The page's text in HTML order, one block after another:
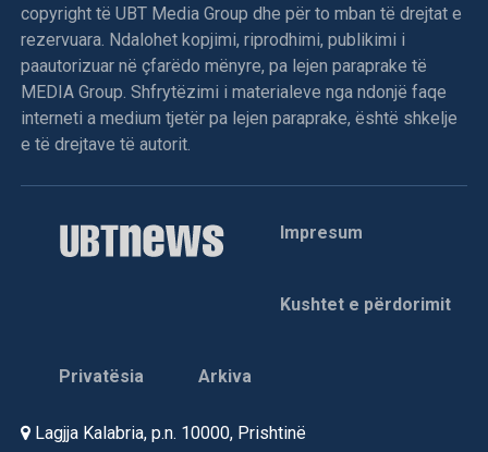
copyright të UBT Media Group dhe për to mban të drejtat e
rezervuara. Ndalohet kopjimi, riprodhimi, publikimi i
paautorizuar në çfarëdo mënyre, pa lejen paraprake të
MEDIA Group. Shfrytëzimi i materialeve nga ndonjë faqe
interneti a medium tjetër pa lejen paraprake, është shkelje
e të drejtave të autorit.
Impresum
Kushtet e përdorimit
Privatësia Arkiva
Lagjja Kalabria, p.n. 10000, Prishtinë